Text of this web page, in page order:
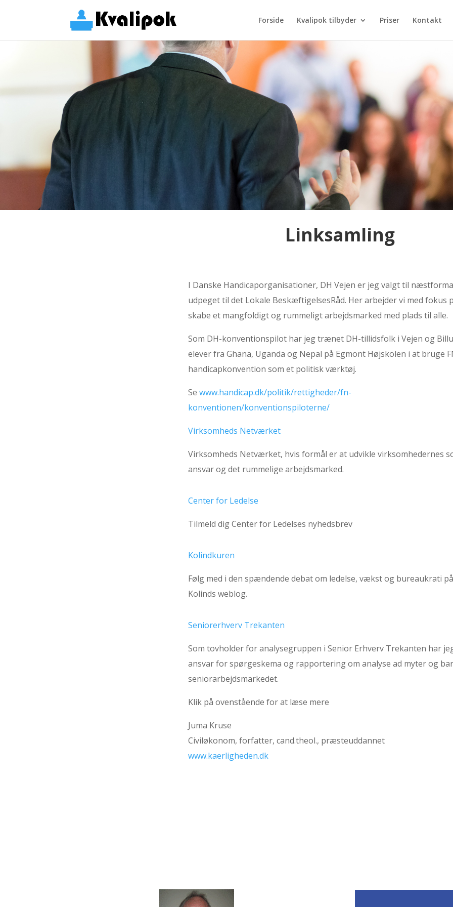
Forside Kvalipok tilbyder Priser Kontakt
Linksamling
I Danske Handicaporganisationer, DH Vejen er jeg valgt til
udpeget til det Lokale BeskæftigelsesRåd. Her arbejder vi med fokus
skabe et mangfoldigt og rummeligt arbejdsmarked med plads til alle.
Som DH-konventionspilot har jeg trænet DH-tillidsfolk i Vejen og
elever fra Ghana, Uganda og Nepal på Egmont Højskolen i at bruge
handicapkonvention som et politisk værktøj.
Se www.handicap.dk/politik/rettigheder/fn-
konventionen/konventionspiloterne/
Virksomheds Netværket
Virksomheds Netværket, hvis formål er at udvikle virksomhedernes
ansvar og det rummelige arbejdsmarked.
Center for Ledelse
Tilmeld dig Center for Ledelses nyhedsbrev
Kolindkuren
Følg med i den spændende debat om ledelse, vækst og bureaukrati
Kolinds weblog.
Seniorerhverv Trekanten
Som tovholder for analysegruppen i Senior Erhverv Trekanten har
ansvar for spørgeskema og rapportering om analyse ad myter og
seniorarbejdsmarkedet.
Klik på ovenstående for at læse mere
Juma Kruse
Civiløkonom, forfatter, cand.theol., præsteuddannet
www.kaerligheden.dk